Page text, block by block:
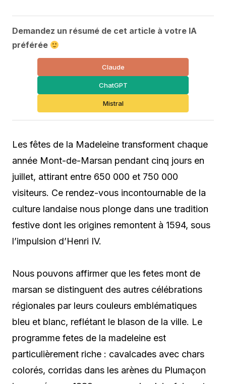
Demandez un résumé de cet article à votre IA
préférée
Claude
ChatGPT
Mistral
Les fêtes de la Madeleine transforment chaque
année Mont-de-Marsan pendant cinq jours en
juillet, attirant entre 650 000 et 750 000
visiteurs. Ce rendez-vous incontournable de la
culture landaise nous plonge dans une tradition
festive dont les origines remontent à 1594, sous
l’impulsion d’Henri IV.
Nous pouvons affirmer que les fetes mont de
marsan se distinguent des autres célébrations
régionales par leurs couleurs emblématiques
bleu et blanc, reflétant le blason de la ville. Le
programme fetes de la madeleine est
particulièrement riche : cavalcades avec chars
colorés, corridas dans les arènes du Plumaçon